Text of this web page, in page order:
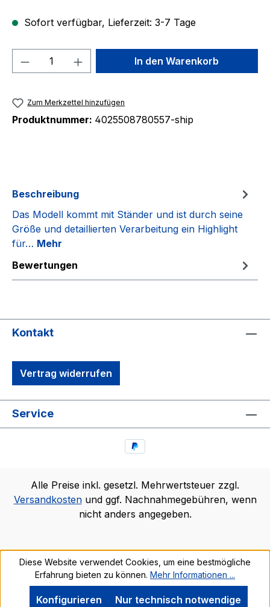
Sofort verfügbar, Lieferzeit: 3-7 Tage
Produkt Anzahl: Gib denIn den Warenkorb
Zum Merkzettel hinzufügen
Produktnummer: 4025508780557-ship
Beschreibung
Das Modell kommt mit Ständer und ist durch seine
Größe und detaillierten Verarbeitung ein Highlight
für… Mehr
Bewertungen
Kontakt
Vertrag widerrufen
Service
Alle Preise inkl. gesetzl. Mehrwertsteuer zzgl.
Versandkostenund ggf. Nachnahmegebühren, wenn
nicht anders angegeben.
Diese Website verwendet Cookies, um eine bestmögliche
Erfahrung bieten zu können. Mehr Informationen ...
Nur technisch notwendige
Konfigurieren